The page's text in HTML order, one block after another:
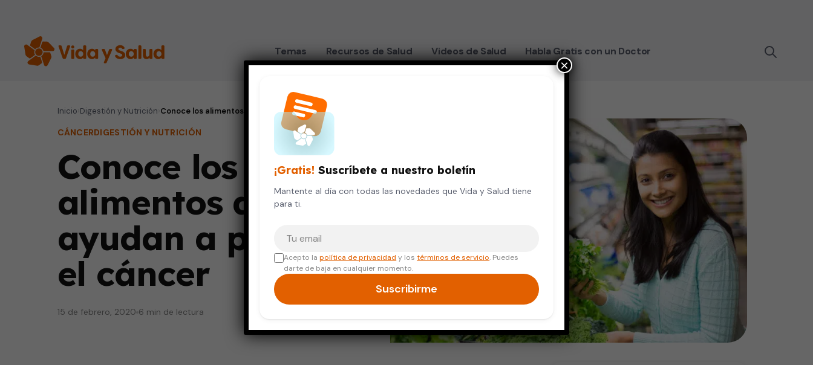
Temas Recursos de Salud Videos de Salud Habla Gratis con un Doctor
Inicio Digestión y Nutrición Conoce los alimentos que ayudan a prevenir el cáncer
CÁNCERDIGESTIÓN Y NUTRICIÓN
Conoce los
alimentos que
ayudan a prevenir
el cáncer
15 de febrero, 2020 6 min de lectura
¡Gratis! Suscríbete a nuestro boletín
Mantente al día con todas las novedades que Vida y Salud tiene
para ti.
Acepto lapolítica de privacidad y lostérminos de servicio. Puedes
darte de baja en cualquier momento.
Suscribirme
×